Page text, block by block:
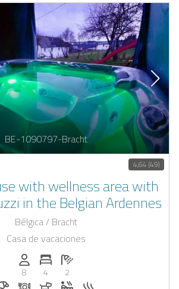
BE-1090797-Bracht
4,64 (49)
with wellness area with
in the Belgian Ardennes
Bélgica / Bracht
Casa de vacaciones
Personas (max.): 8
8
Numero de habitaciones: 4
4
Cantidad de baños: 2
2
Desayuno reservable en Casapilot
Cena bajo solicitud
Perros permitidos
Jacuzzi